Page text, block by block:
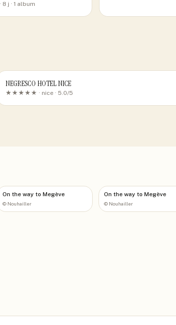
· 8 j · 1 album
NEGRESCO HOTEL NICE
★★★★★ · nice · 5.0/5
On the way to Megève
© Nouhailler
On the way to Megève
© Nouhailler